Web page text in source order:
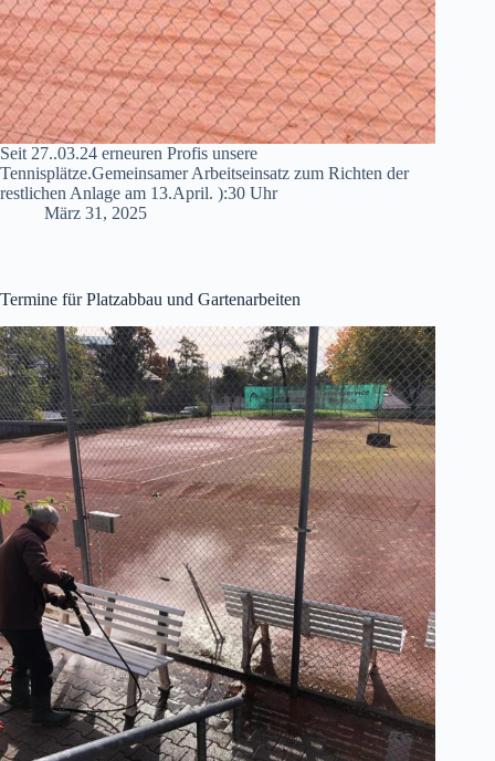
Seit 27..03.24 erneuren Profis unsere
Tennisplätze.Gemeinsamer Arbeitseinsatz zum Richten der
restlichen Anlage am 13.April. ):30 Uhr
März 31, 2025
Termine für Platzabbau und Gartenarbeiten